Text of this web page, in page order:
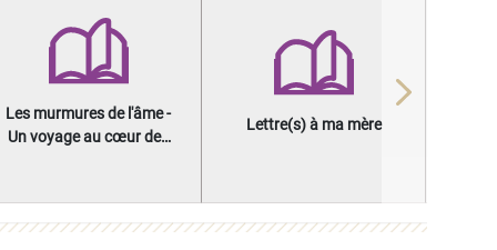
Les murmures de l'âme -
Un voyage au cœur des
Lettre(s) à ma mère
Next